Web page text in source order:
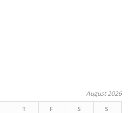
August 2026
T F S
S